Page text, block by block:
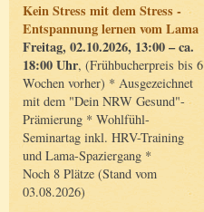
Kein Stress mit dem Stress -
Entspannung lernen vom Lama
Freitag, 02.10.2026, 13:00 – ca.
18:00 Uhr, (Frühbucherpreis bis 6
Wochen vorher) * Ausgezeichnet
mit dem "Dein NRW Gesund"-
Prämierung * Wohlfühl-
Seminartag inkl. HRV-Training
und Lama-Spaziergang *
Noch 8 Plätze (Stand vom
03.08.2026)